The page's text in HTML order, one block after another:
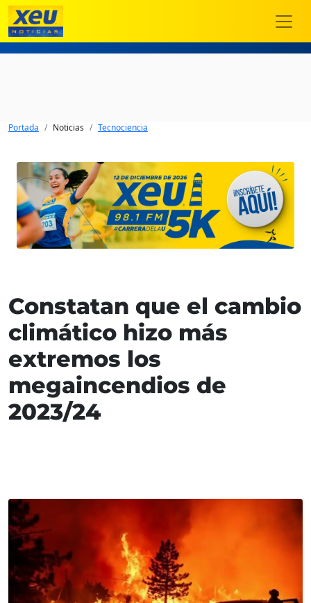
Portada Noticias Tecnociencia
Constatan que el cambio
climático hizo más
extremos los
megaincendios de
2023/24